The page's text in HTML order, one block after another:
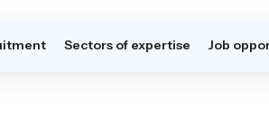
Sectors of expertise Job